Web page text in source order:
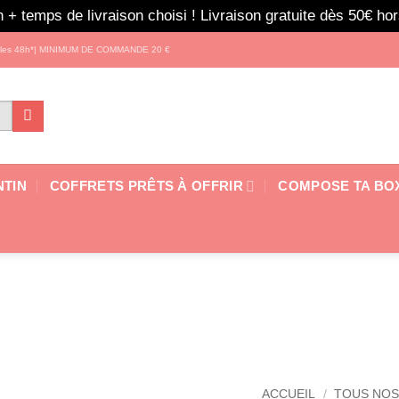
+ temps de livraison choisi ! Livraison gratuite dès 50€
48h*| MINIMUM DE COMMANDE 20 €
COFFRETS PRÊTS À OFFRIR COMPOSE TA
ACCUEIL / TOUS